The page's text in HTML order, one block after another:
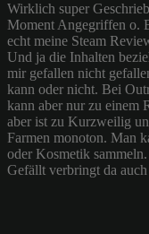
Wirklich super
Moment Angegriffen o.
echt meine Steam
Und ja die Inhalten
mir gefallen nicht
kann oder nicht. Bei
kann aber nur zu einem
aber ist zu Kurzweilig
Farmen monoton. Man
oder Kosmetik
Gefällt verbringt da